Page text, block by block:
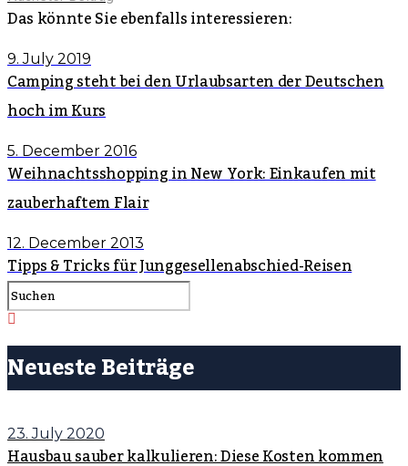
Das könnte Sie ebenfalls interessieren:
9. July 2019
Camping steht bei den Urlaubsarten der Deutschen
hoch im Kurs
5. December 2016
Weihnachtsshopping in New York: Einkaufen mit
zauberhaftem Flair
12. December 2013
Tipps & Tricks für Junggesellenabschied-Reisen
Neueste Beiträge
23. July 2020
Hausbau sauber kalkulieren: Diese Kosten kommen